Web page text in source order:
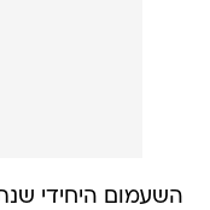
השעמום היחידי